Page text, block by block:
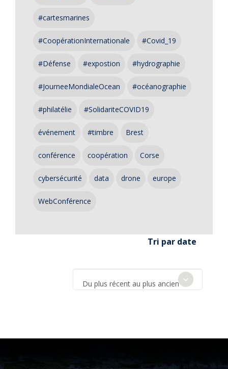
#cartesmarines
#CoopérationInternationale #Covid_19
#Défense #expostion #hydrographie
#JourneeMondialeOcean #océanographie
#philatélie #SolidariteCOVID19
événement #timbre Brest
conférence coopération Corse
cybersécurité data drone europe
WebConférence
Tri par date
Du plus récent au plus ancien